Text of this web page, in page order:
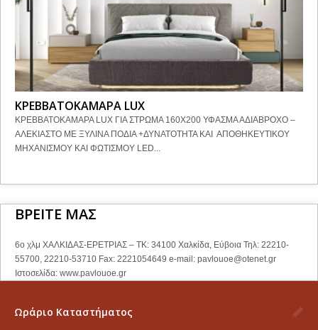
ΚΡΕΒΒΑΤΟΚΑΜΑΡΑ LUX
ΚΡΕΒΒΑΤΟΚΑΜΑΡΑ LUX ΓΙΑ ΣΤΡΩΜΑ 160Χ200 ΥΦΑΣΜΑ ΑΔΙΑΒΡΟΧΟ –
ΑΛΕΚΙΑΣΤΟ ΜΕ ΞΥΛΙΝΑ ΠΟΔΙΑ +ΔΥΝΑΤΟΤΗΤΑ ΚΑΙ ΑΠΟΘΗΚΕΥΤΙΚΟΥ
ΜΗΧΑΝΙΣΜΟΥ ΚΑΙ ΦΩΤΙΣΜΟΥ LED...
ΒΡΕΙΤΕ ΜΑΣ
6ο χλμ ΧΑΛΚΙΔΑΣ-ΕΡΕΤΡΙΑΣ – ΤΚ: 34100 Χαλκίδα, Εύβοια Τηλ: 22210-
55700, 22210-53710 Fax: 2221054649 e-mail: pavlouoe@otenet.gr
Ιστοσελίδα: www.pavlouoe.gr
Ωράριο Καταστήματος